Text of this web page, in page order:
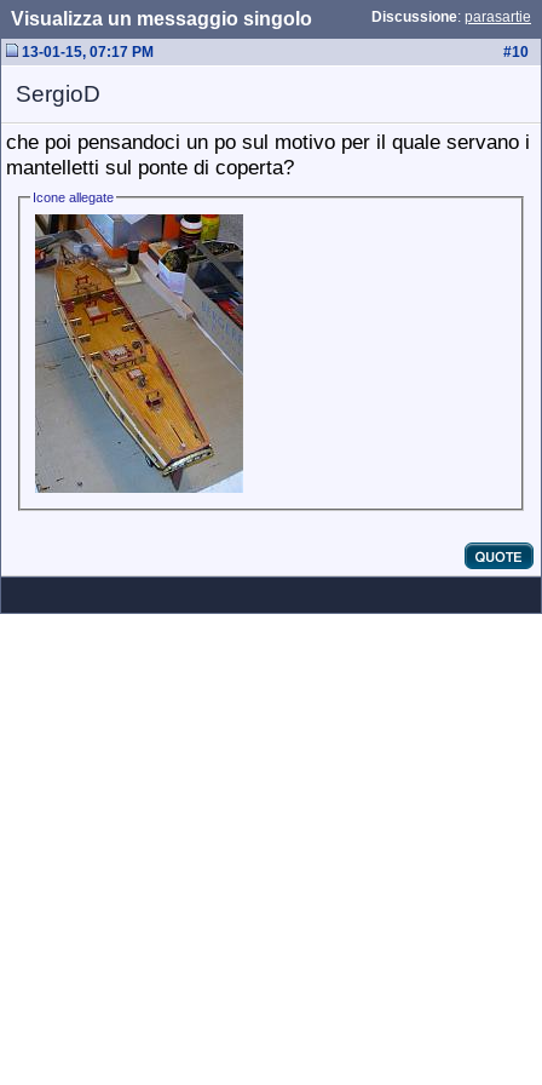
Discussione: parasartie
Visualizza un messaggio singolo
#10
13-01-15, 07:17 PM
SergioD
che poi pensandoci un po sul motivo per il quale servano i
mantelletti sul ponte di coperta?
Icone allegate